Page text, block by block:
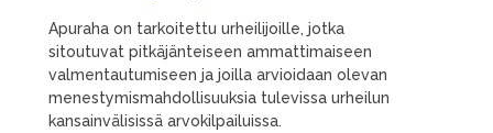
Apuraha on tarkoitettu urheilijoille, jotka
sitoutuvat pitkäjänteiseen ammattimaiseen
valmentautumiseen ja joilla arvioidaan olevan
menestymismahdollisuuksia tulevissa urheilun
kansainvälisissä arvokilpailuissa.